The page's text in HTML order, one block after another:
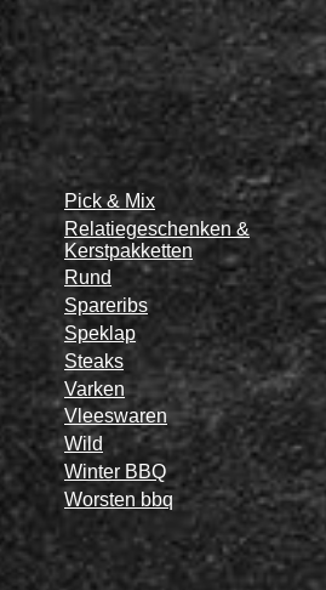
Pick & Mix
Relatiegeschenken &
Kerstpakketten
Rund
Spareribs
Speklap
Steaks
Varken
Vleeswaren
Wild
Winter BBQ
Worsten bbq